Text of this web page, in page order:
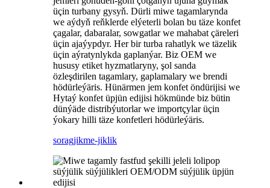
üçin turbany gysyň. Dürli miwe tagamlarynda
we aýdyň reňklerde elýeterli bolan bu täze konfet
çagalar, dabaralar, sowgatlar we mahabat çäreleri
üçin ajaýypdyr. Her bir turba rahatlyk we täzelik
üçin aýratynlykda gaplanýar. Biz OEM we
hususy etiket hyzmatlaryny, şol sanda
özleşdirilen tagamlary, gaplamalary we brendi
hödürleýäris. Hünärmen jem konfet öndürijisi we
Hytaý konfet üpjün edijisi hökmünde biz bütin
dünýäde distribýutorlar we importçylar üçin
ýokary hilli täze konfetleri hödürleýäris.
soragjikme-jiklik